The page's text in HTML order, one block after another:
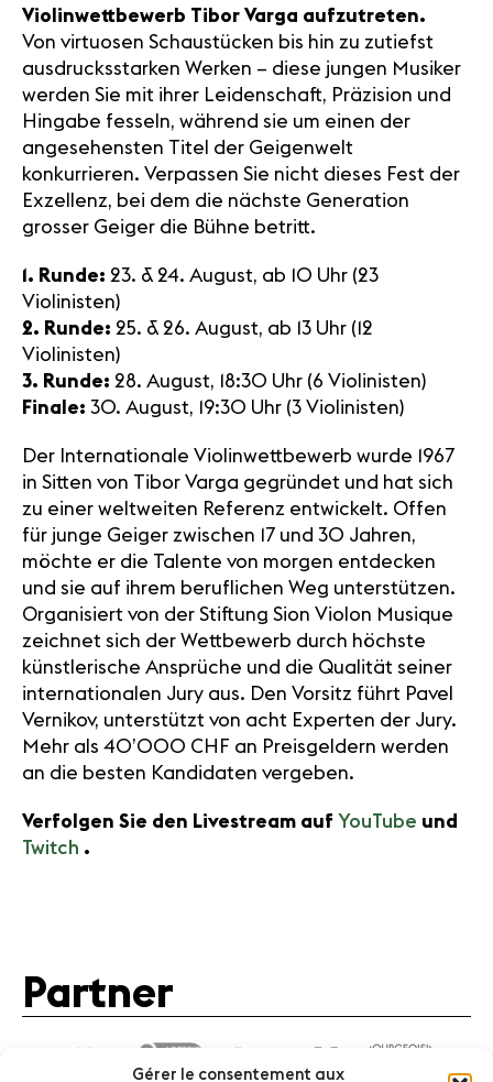
Gérer le consentement aux
Violinwettbewerb Tibor Varga aufzutreten.
Von virtuosen Schaustücken bis hin zu zutiefst
ausdrucksstarken Werken – diese jungen Musiker
werden Sie mit ihrer Leidenschaft, Präzision und
Hingabe fesseln, während sie um einen der
angesehensten Titel der Geigenwelt
konkurrieren. Verpassen Sie nicht dieses Fest der
Exzellenz, bei dem die nächste Generation
grosser Geiger die Bühne betritt.
1. Runde: 23. & 24. August, ab 10 Uhr (23
Violinisten)
2. Runde: 25. & 26. August, ab 13 Uhr (12
Violinisten)
3. Runde: 28. August, 18:30 Uhr (6 Violinisten)
Finale: 30. August, 19:30 Uhr (3 Violinisten)
Der Internationale Violinwettbewerb wurde 1967
in Sitten von Tibor Varga gegründet und hat sich
zu einer weltweiten Referenz entwickelt. Offen
für junge Geiger zwischen 17 und 30 Jahren,
möchte er die Talente von morgen entdecken
und sie auf ihrem beruflichen Weg unterstützen.
Organisiert von der Stiftung Sion Violon Musique
zeichnet sich der Wettbewerb durch höchste
künstlerische Ansprüche und die Qualität seiner
internationalen Jury aus. Den Vorsitz führt Pavel
Vernikov, unterstützt von acht Experten der Jury.
Mehr als 40’000 CHF an Preisgeldern werden
an die besten Kandidaten vergeben.
Verfolgen Sie den Livestream auf YouTube und
Twitch .
Partner